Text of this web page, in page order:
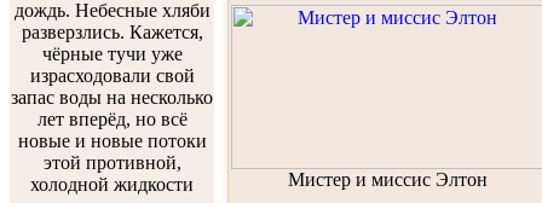
дождь. Небесные хляби
разверзлись. Кажется,
чёрные тучи уже
израсходовали свой
запас воды на несколько
лет вперёд, но всё
новые и новые потоки
этой противной,
холодной жидкости
Мистер и миссис Элтон